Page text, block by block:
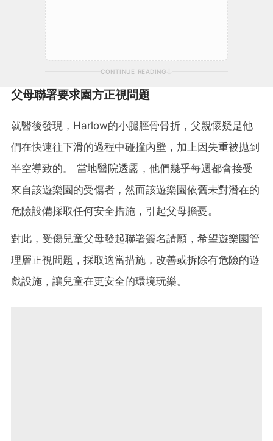
CONTINUE READING
父母聯署要求園方正視問題
就醫後發現，Harlow的小腿脛骨骨折，父親懷疑是他
們在快速往下滑的過程中碰撞內壁，加上因失重被拋到
半空導致的。 當地醫院透露，他們幾乎每週都會接受
來自該遊樂園的受傷者，然而該遊樂園依舊未對潛在的
危險設備採取任何安全措施，引起父母擔憂。
對此，受傷兒童父母發起聯署簽名請願，希望遊樂園管
理層正視問題，採取適當措施，改善或拆除有危險的遊
戲設施，讓兒童在更安全的環境玩樂。